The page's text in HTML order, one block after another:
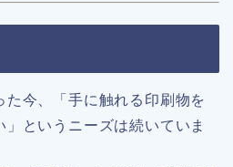
た今、「手に触れる印刷物を
というニーズは続いていま